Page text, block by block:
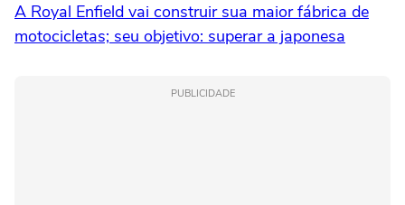
A Royal Enfield vai construir sua maior fábrica de
motocicletas; seu objetivo: superar a japonesa
PUBLICIDADE